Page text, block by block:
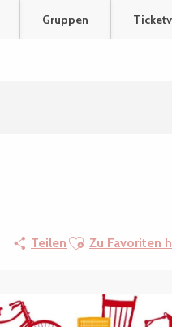
Gruppen
Teilen Ajouter aux favoris
Zu Favoriten